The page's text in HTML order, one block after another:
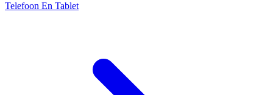
Telefoon En Tablet